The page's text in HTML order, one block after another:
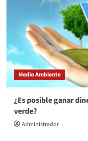
Medio Ambiente
¿Es posible ganar
verde?
Administrador